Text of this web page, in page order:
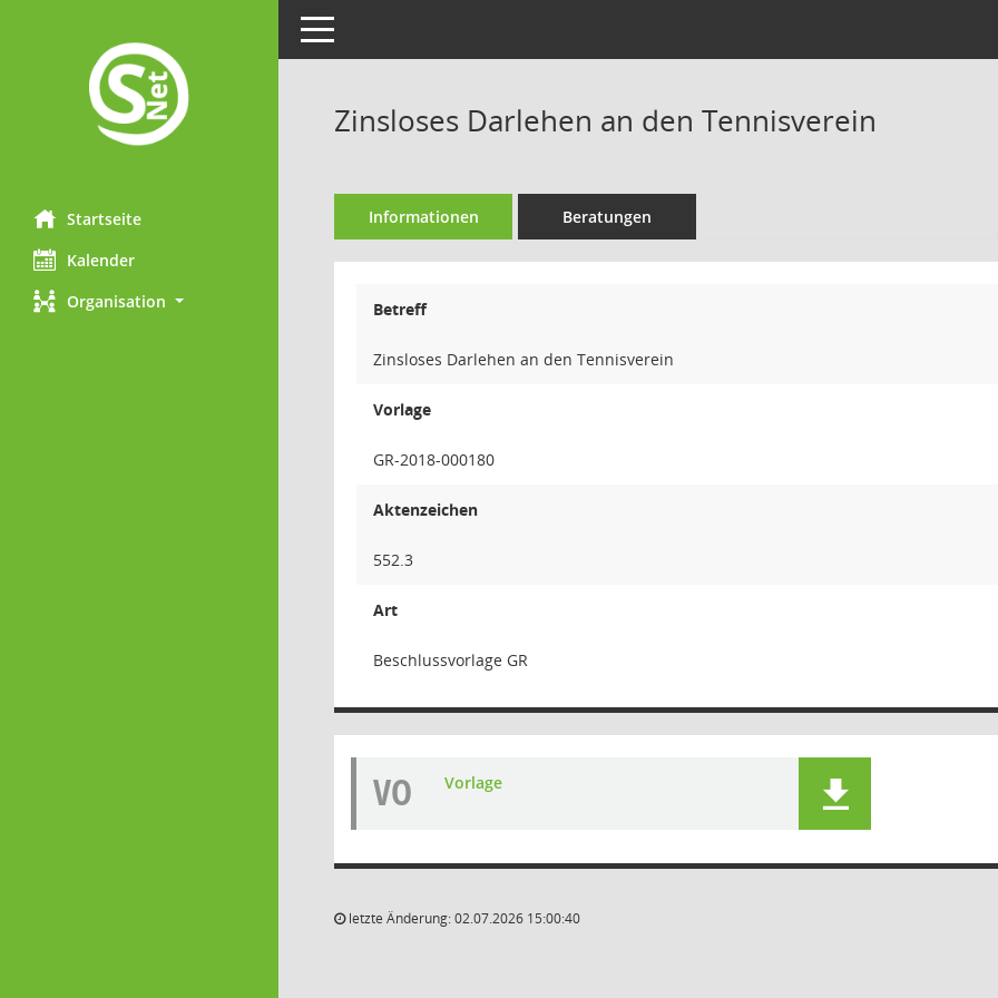
Startseite
Kalender
Organisation
Toggle navigation
Zinsloses Darlehen an den Tennisverein
Informationen Beratungen
Betreff
Zinsloses Darlehen an den Tennisverein
Vorlage
GR-2018-000180
Aktenzeichen
552.3
Art
Beschlussvorlage GR
VO Vorlage
letzte Änderung: 02.07.2026 15:00:40